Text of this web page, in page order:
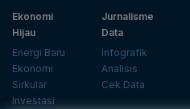
Ekonomi
Hijau
Energi Baru
Ekonomi
Sirkular
Investasi
Jurnalisme
Data
Infografik
Analisis
Cek Data